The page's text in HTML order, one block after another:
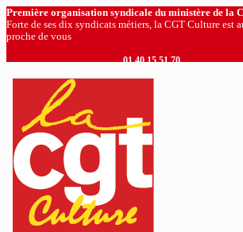
Première organisation syndicale du ministère de la
Forte de ses dix syndicats métiers, la CGT Culture est
proche de vous
01 40 15 51 70